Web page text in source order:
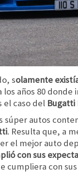
solamente
los años 80
el caso del Bugatti
súper autos
. Resulta que, a
el mejor auto
con sus
cumpliera con